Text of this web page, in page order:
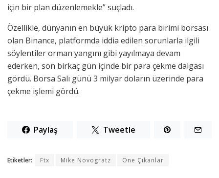
için bir plan düzenlemekle” suçladı.
Özellikle, dünyanın en büyük kripto para birimi borsası
olan Binance, platformda iddia edilen sorunlarla ilgili
söylentiler orman yangını gibi yayılmaya devam
ederken, son birkaç gün içinde bir para çekme dalgası
gördü. Borsa Salı günü 3 milyar doların üzerinde para
çekme işlemi gördü.
Paylaş Tweetle
Etiketler: Ftx Mike Novogratz Öne Çıkanlar